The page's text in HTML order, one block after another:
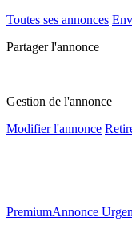
Toutes ses annonces
Partager l'annonce
Gestion de l'annonce
Modifier l'annonce
PremiumAnnonce